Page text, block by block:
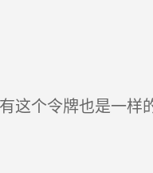
这个令牌也是一样